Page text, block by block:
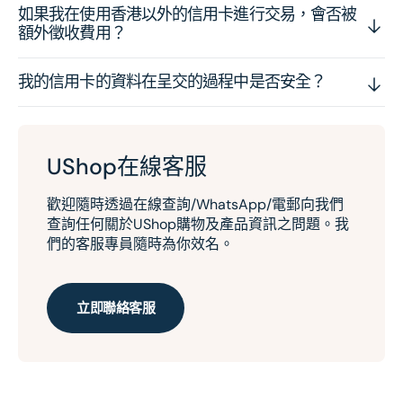
如果我在使用香港以外的信用卡進行交易，會否被
額外徵收費用？
我的信用卡的資料在呈交的過程中是否安全？
UShop在線客服
歡迎隨時透過在線查詢/WhatsApp/電郵向我們
查詢任何關於UShop購物及產品資訊之問題。我
們的客服專員隨時為你效名。
立即聯絡客服